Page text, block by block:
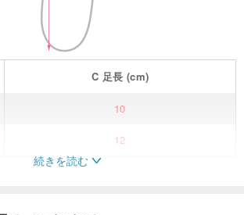
C 足長 (cm)
10
12
スニーカー
ーツはのための完全なギフトです
続きを読む